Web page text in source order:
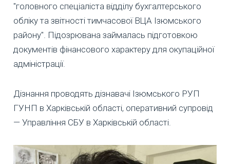
"головного спеціаліста відділу бухгалтерського
обліку та звітності тимчасової ВЦА Ізюмського
району". Підозрювана займалась підготовкою
документів фінансового характеру для окупаційної
адміністрації.
Дізнання проводять дізнавачі Ізюмського РУП
ГУНП в Харківській області, оперативний супровід
— Управління СБУ в Харківській області.